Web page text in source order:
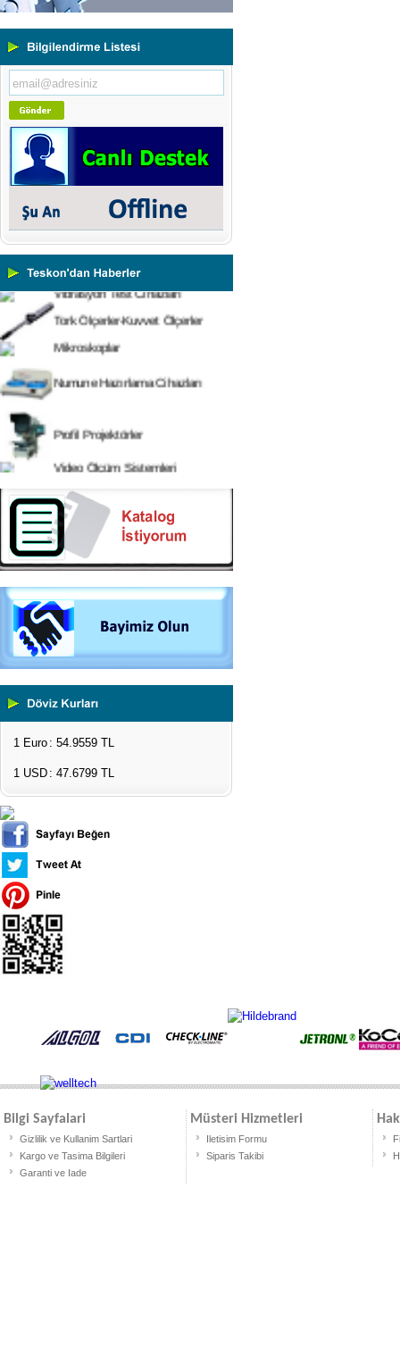
Yeni Binamıza TAŞINDIK
Portatif ve Tezgah Tipi Sertlik
Ölçüm Cihazları
Kaplama Kalınlığı Ölçüm
Cihazları
Ultrasonik Kalınlık Ölçüm
Cihazları
Vİbrasyon Test Cihazları
Tork Ölçerler-Kuvvet Ölçerler
3 Boyutlu Ölçüm Cihazları
Beton Test Cihazları
Impact Test Cihazları
Plastik Test Cihazları
Boya Kontrol Test Cihazları
Çevresel Ölçüm Cihazları
El Tipi Ölçüm Cihazları
1 Euro : 54.9559 TL
1 USD : 47.6799 TL
Bilgi Sayfalari
Gizlilik ve Kullanim Sartlari
Kargo ve Tasima Bilgileri
Garanti ve Iade
Müsteri Hizmetleri
Iletisim Formu
Siparis Takibi